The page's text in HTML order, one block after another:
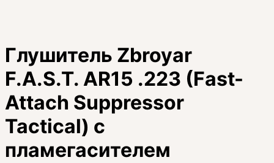
Глушитель Zbroyar
F.A.S.T. AR15 .223 (Fast-
Attach Suppressor
Tactical) с
пламегасителем